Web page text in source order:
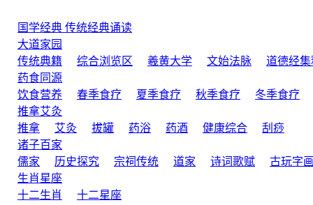
国学经典 传统经典诵读
大道家园
传统典籍
综合浏览区 羲黄大学 文始法脉
道德经集
药食同源
饮食营养
春季食疗 夏季食疗 秋季食疗 冬季食疗
推拿艾灸
推拿
艾灸 拔罐 药浴 药酒 健康综合
刮痧
诸子百家
儒家
历史探究 宗祠传统 道家 诗词歌赋 古玩字画
生肖星座
十二生肖
十二星座